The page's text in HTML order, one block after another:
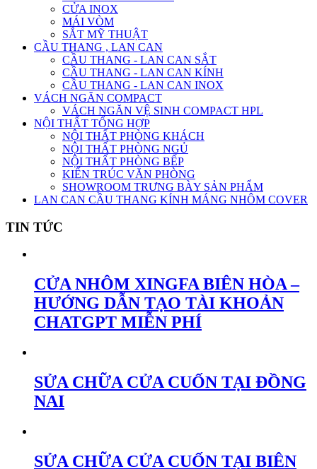
CỬA INOX
MÁI VÒM
SẮT MỸ THUẬT
CẦU THANG , LAN CAN
CẦU THANG - LAN CAN SẮT
CẦU THANG - LAN CAN KÍNH
CẦU THANG - LAN CAN INOX
VÁCH NGĂN COMPACT
VÁCH NGĂN VỆ SINH COMPACT HPL
NỘI THẤT TỔNG HỢP
NỘI THẤT PHÒNG KHÁCH
NỘI THẤT PHÒNG NGỦ
NỘI THẤT PHÒNG BẾP
KIẾN TRÚC VĂN PHÒNG
SHOWROOM TRƯNG BÀY SẢN PHẨM
LAN CAN CẦU THANG KÍNH MÁNG NHÔM COVER
TIN TỨC
CỬA NHÔM XINGFA BIÊN HÒA –
HƯỚNG DẪN TẠO TÀI KHOẢN
CHATGPT MIỄN PHÍ
SỬA CHỮA CỬA CUỐN TẠI ĐỒNG
NAI
SỬA CHỮA CỬA CUỐN TẠI BIÊN